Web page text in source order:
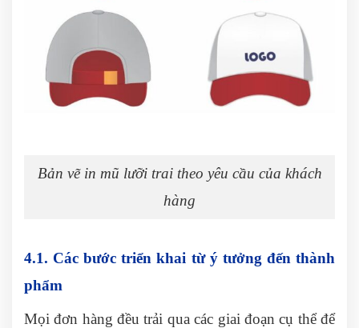
Bản vẽ in mũ lưỡi trai theo yêu cầu của khách
hàng
4.1. Các bước triển khai từ ý tưởng đến thành
phẩm
Mọi đơn hàng đều trải qua các giai đoạn cụ thể để